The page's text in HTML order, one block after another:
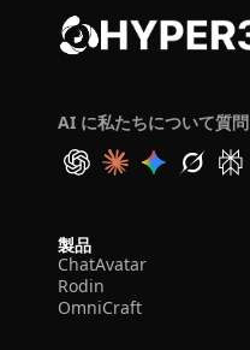
AI に私たちについて質問
製品
ChatAvatar
Rodin
OmniCraft